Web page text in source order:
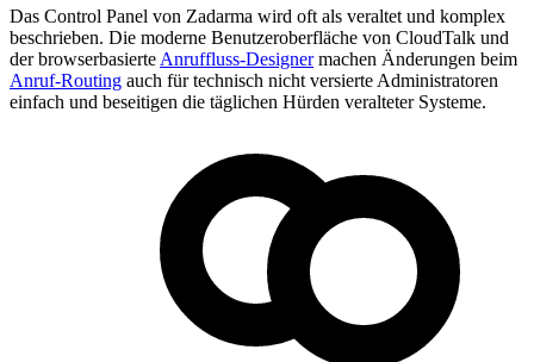
Das Control Panel von Zadarma wird oft als veraltet und komplex
beschrieben. Die moderne Benutzeroberfläche von CloudTalk und
der browserbasierte Anruffluss-Designermachen Änderungen beim
Anruf-Routing auch für technisch nicht versierte Administratoren
einfach und beseitigen die täglichen Hürden veralteter Systeme.